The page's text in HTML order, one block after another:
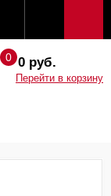
0 руб.
Перейти в корзину